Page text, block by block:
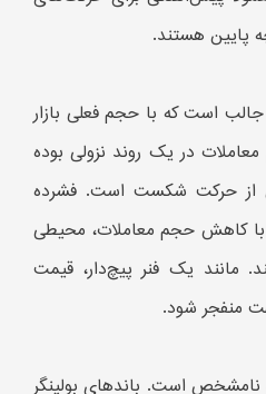
پایین هستند.
است که با حجم فعلی بازار
در یک روند نزولی بوده
از حرکت شکست است. فشرده
با کاهش حجم معاملات، محیطی
مانند یک فنر پیچ‌دار، قیمت
منفجر شود.
است. باندهای بولینگر